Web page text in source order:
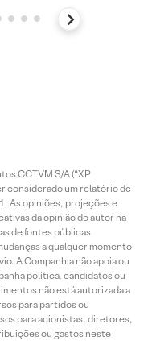
CCTVM S/A (“XP
considerado um relatório de
As opiniões, projeções e
da opinião do autor na
de fontes públicas
a qualquer momento
A Companhia não apoia ou
política, candidatos ou
não está autorizada a
para partidos ou
para acionistas, diretores,
ou gastos neste